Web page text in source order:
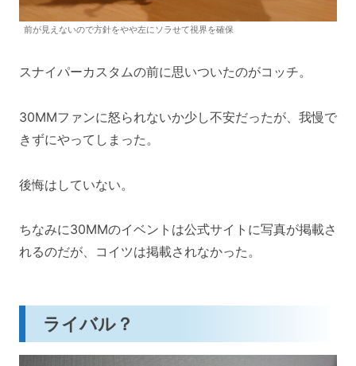
前が見えないので方針をやや左にソラせて視界を確保
スナイパーカスタムの前に思いついたのがコッチ。
30MMファンに怒られないか少し不安だったが、我慢で
きずにやってしまった。
後悔はしていない。
ちなみに30MMのイベントは公式サイトに写真が掲載さ
れるのだが、コイツは掲載されなかった。
ライバル？